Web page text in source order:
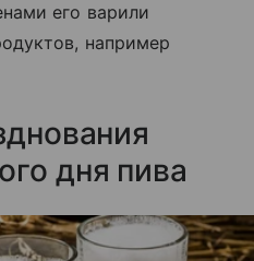
его варили
например
дня пива